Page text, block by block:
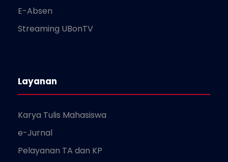
E-Absen
Streaming UBonTV
Layanan
Karya Tulis Mahasiswa
e-Jurnal
Pelayanan TA dan KP